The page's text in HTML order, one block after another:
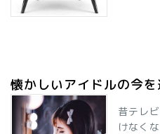
懐かしいアイドルの今を
昔テレ
けなく